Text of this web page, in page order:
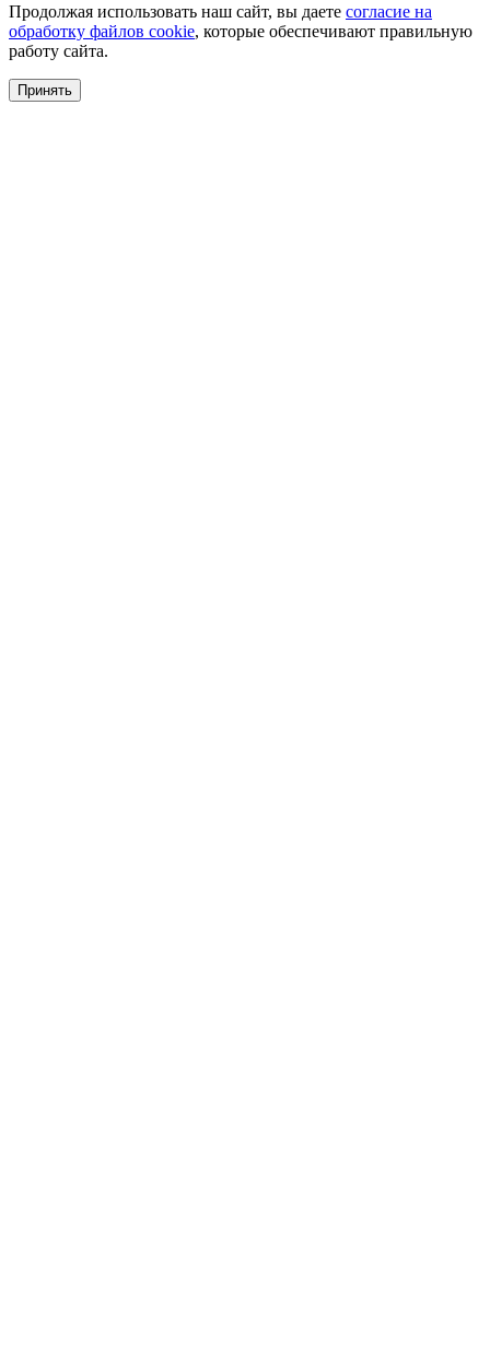
Продолжая использовать наш сайт, вы даете согласие на
обработку файлов cookie, которые обеспечивают правильную
работу сайта.
Принять